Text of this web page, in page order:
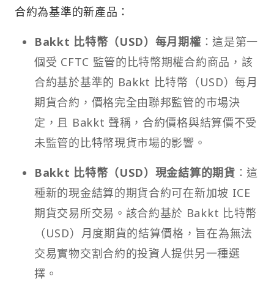
合約為基準的新產品：
Bakkt 比特幣（USD）每月期權 ：這是第一
個受 CFTC 監管的比特幣期權合約商品，該
合約基於基準的 Bakkt 比特幣（USD）每月
期貨合約，價格完全由聯邦監管的市場決
定，且 Bakkt 聲稱，合約價格與結算價不受
未監管的比特幣現貨市場的影響。
Bakkt 比特幣（USD）現金結算的期貨 ：這
種新的現金結算的期貨合約可在新加坡 ICE
期貨交易所交易。該合約基於 Bakkt 比特幣
（USD）月度期貨的結算價格，旨在為無法
交易實物交割合約的投資人提供另一種選
擇。